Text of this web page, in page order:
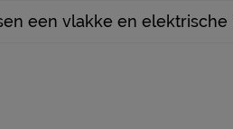
7
een vlakke en elektrische